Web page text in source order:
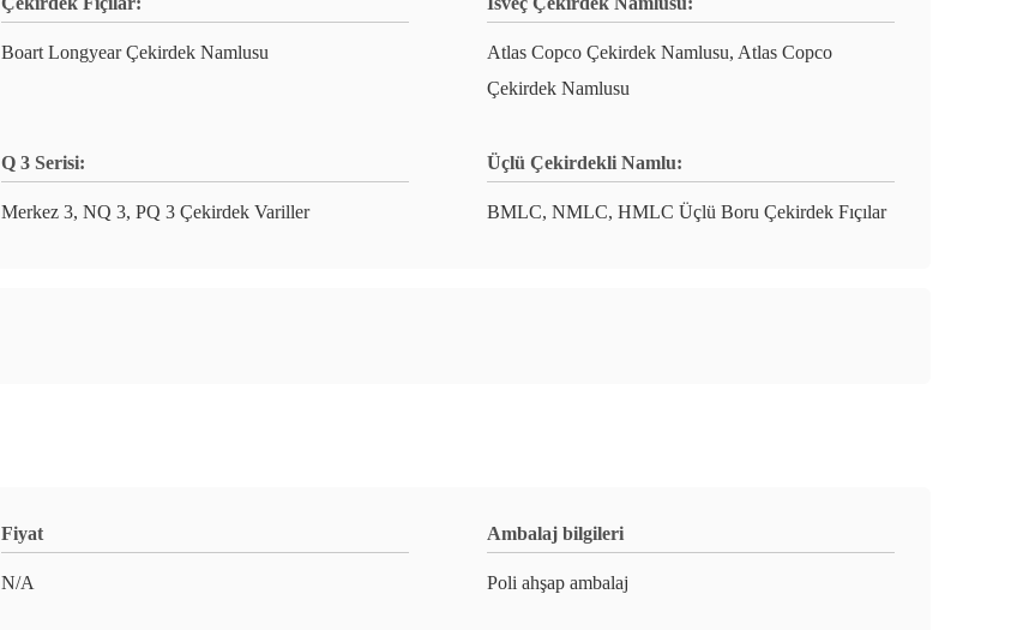
Boart Longyear Çekirdek Namlusu
Atlas Copco Çekirdek Namlusu, Atlas Copco
Çekirdek Namlusu
Q 3 Serisi:
Merkez 3, NQ 3, PQ 3 Çekirdek Variller
Üçlü Çekirdekli Namlu:
BMLC, NMLC, HMLC Üçlü Boru Çekirdek Fıçılar
Fiyat
N/A
Ambalaj bilgileri
Poli ahşap ambalaj